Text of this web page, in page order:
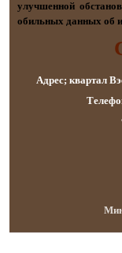
улучшенной
обильных данных об
Адрес; квартал